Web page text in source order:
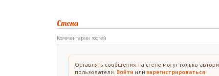
Стена
Комментарии гостей
Оставлять сообщения на стене могут только
пользователи. Войти или зарегистрироваться.